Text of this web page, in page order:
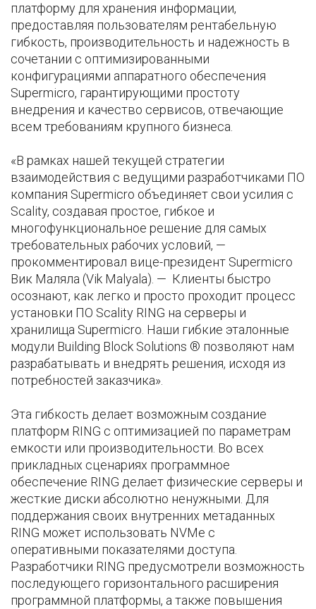
платформу для хранения информации,
предоставляя пользователям рентабельную
гибкость, производительность и надежность в
сочетании с оптимизированными
конфигурациями аппаратного обеспечения
Supermicro, гарантирующими простоту
внедрения и качество сервисов, отвечающие
всем требованиям крупного бизнеса.
«В рамках нашей текущей стратегии
взаимодействия с ведущими разработчиками ПО
компания Supermicro объединяет свои усилия с
Scality, создавая простое, гибкое и
многофункциональное решение для самых
требовательных рабочих условий, —
прокомментировал вице-президент Supermicro
Вик Маляла (Vik Malyala). — Клиенты быстро
осознают, как легко и просто проходит процесс
установки ПО Scality RING на серверы и
хранилища Supermicro. Наши гибкие эталонные
модули Building Block Solutions ® позволяют нам
разрабатывать и внедрять решения, исходя из
потребностей заказчика».
Эта гибкость делает возможным создание
платформ RING с оптимизацией по параметрам
емкости или производительности. Во всех
прикладных сценариях программное
обеспечение RING делает физические серверы и
жесткие диски абсолютно ненужными. Для
поддержания своих внутренних метаданных
RING может использовать NVMe с
оперативными показателями доступа.
Разработчики RING предусмотрели возможность
последующего горизонтального расширения
программной платформы, а также повышения